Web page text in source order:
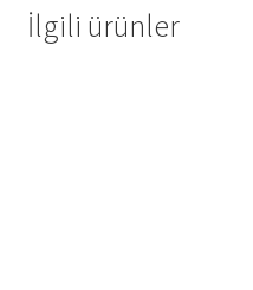
İlgili ürünler